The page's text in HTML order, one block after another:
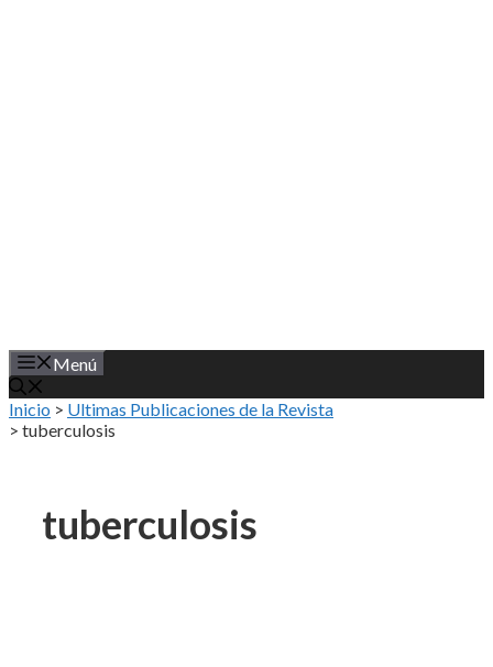
Menú
Inicio > Ultimas Publicaciones de la Revista
> tuberculosis
tuberculosis